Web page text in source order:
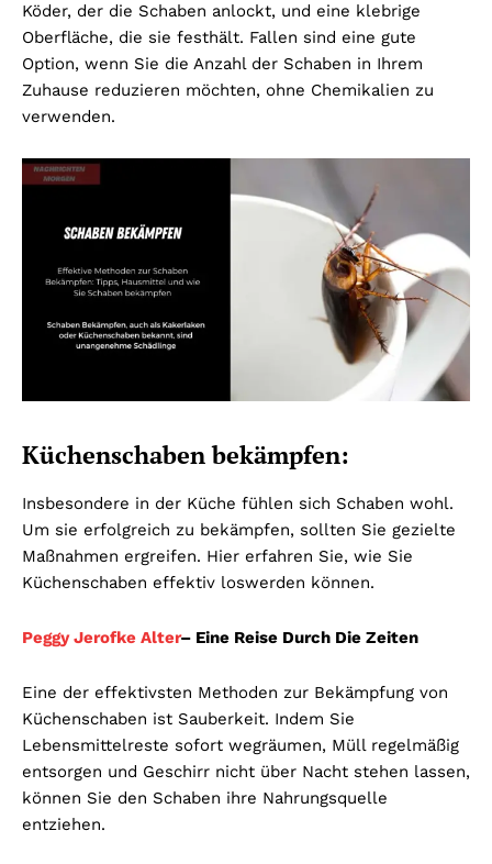
Köder, der die Schaben anlockt, und eine klebrige
Oberfläche, die sie festhält. Fallen sind eine gute
Option, wenn Sie die Anzahl der Schaben in Ihrem
Zuhause reduzieren möchten, ohne Chemikalien zu
verwenden.
Küchenschaben bekämpfen:
Insbesondere in der Küche fühlen sich Schaben wohl.
Um sie erfolgreich zu bekämpfen, sollten Sie gezielte
Maßnahmen ergreifen. Hier erfahren Sie, wie Sie
Küchenschaben effektiv loswerden können.
Peggy Jerofke Alter– Eine Reise Durch Die Zeiten
Eine der effektivsten Methoden zur Bekämpfung von
Küchenschaben ist Sauberkeit. Indem Sie
Lebensmittelreste sofort wegräumen, Müll regelmäßig
entsorgen und Geschirr nicht über Nacht stehen lassen,
können Sie den Schaben ihre Nahrungsquelle
entziehen.